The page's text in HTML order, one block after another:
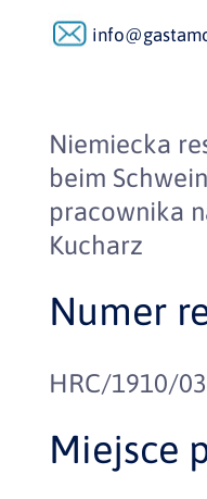
Niemiecka
beim
pracownika
Kucharz
Numer
HRC/1910/
Miejsce